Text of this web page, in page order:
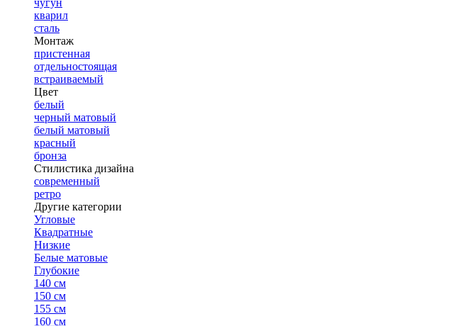
чугун
кварил
сталь
Монтаж
пристенная
отдельностоящая
встраиваемый
Цвет
белый
черный матовый
белый матовый
красный
бронза
Стилистика дизайна
современный
ретро
Другие категории
Угловые
Квадратные
Низкие
Белые матовые
Глубокие
140 см
150 см
155 см
160 см